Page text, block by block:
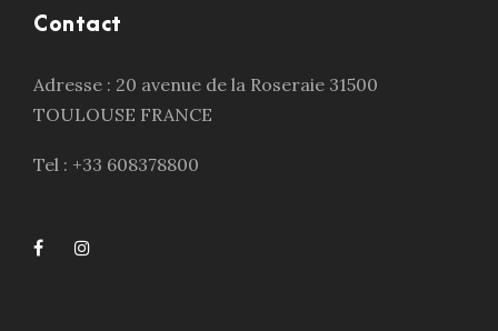
Contact
Adresse : 20 avenue de la Roseraie 31500
TOULOUSE FRANCE
Tel : +33 608378800